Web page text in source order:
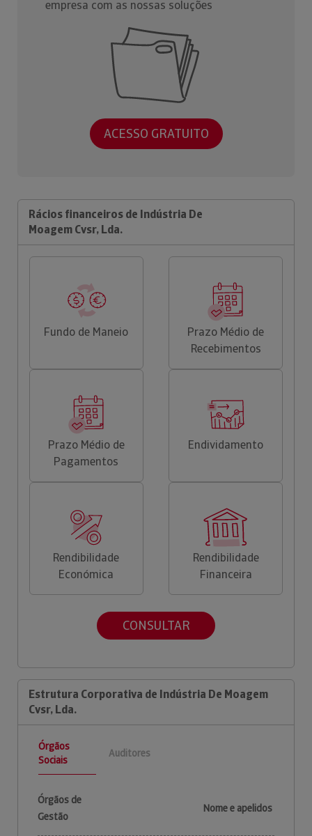
empresa com as nossas soluções
ACESSO GRATUITO
Rácios financeiros de Indústria De
Moagem Cvsr, Lda.
Fundo de Maneio
Prazo Médio de
Recebimentos
Prazo Médio de
Pagamentos
Endividamento
Rendibilidade
Económica
Rendibilidade
Financeira
CONSULTAR
Estrutura Corporativa de Indústria De Moagem
Cvsr, Lda.
Órgãos
Sociais
Auditores
Órgãos de
Gestão
Nome e apelidos